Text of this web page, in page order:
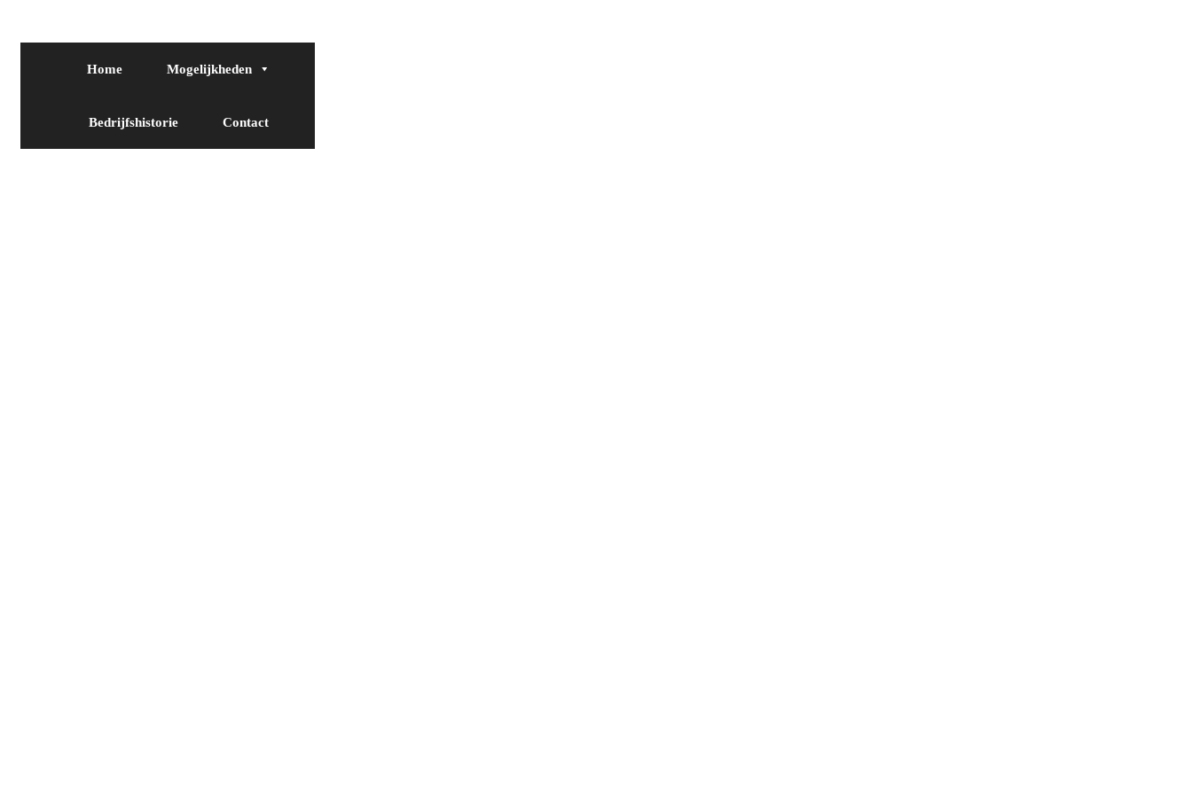
Home Mogelijkheden
Bedrijfshistorie Contact